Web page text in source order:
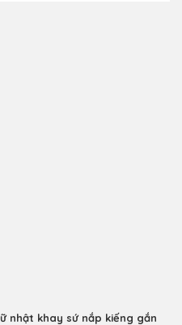
nhật khay sứ nắp kiếng gắn